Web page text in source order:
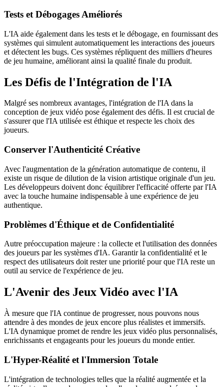
Tests et Débogages Améliorés
L'IA aide également dans les tests et le débogage, en fournissant des
systèmes qui simulent automatiquement les interactions des joueurs
et détectent les bugs. Ces systèmes répliquent des milliers d'heures
de jeu humaine, améliorant ainsi la qualité finale du produit.
Les Défis de l'Intégration de l'IA
Malgré ses nombreux avantages, l'intégration de l'IA dans la
conception de jeux vidéo pose également des défis. Il est crucial de
s'assurer que l'IA utilisée est éthique et respecte les choix des
joueurs.
Conserver l'Authenticité Créative
Avec l'augmentation de la génération automatique de contenu, il
existe un risque de dilution de la vision artistique originale d'un jeu.
Les développeurs doivent donc équilibrer l'efficacité offerte par l'IA
avec la touche humaine indispensable à une expérience de jeu
authentique.
Problèmes d'Éthique et de Confidentialité
Autre préoccupation majeure : la collecte et l'utilisation des données
des joueurs par les systèmes d'IA. Garantir la confidentialité et le
respect des utilisateurs doit rester une priorité pour que l'IA reste un
outil au service de l'expérience de jeu.
L'Avenir des Jeux Vidéo avec l'IA
À mesure que l'IA continue de progresser, nous pouvons nous
attendre à des mondes de jeux encore plus réalistes et immersifs.
L'IA dynamique promet de rendre les jeux vidéo plus personnalisés,
enrichissants et engageants pour les joueurs du monde entier.
L'Hyper-Réalité et l'Immersion Totale
L'intégration de technologies telles que la réalité augmentée et la